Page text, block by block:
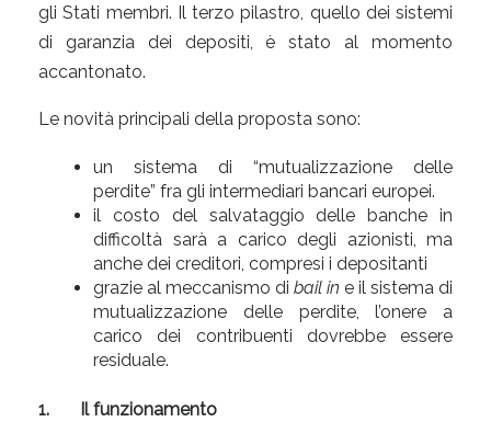
gli Stati membri. Il terzo pilastro, quello dei sistemi
di garanzia dei depositi, è stato al momento
accantonato.
Le novità principali della proposta sono:
un sistema di “mutualizzazione delle
perdite” fra gli intermediari bancari europei.
il costo del salvataggio delle banche in
difficoltà sarà a carico degli azionisti, ma
anche dei creditori, compresi i depositanti
grazie al meccanismo di bail in e il sistema di
mutualizzazione delle perdite, l’onere a
carico dei contribuenti dovrebbe essere
residuale.
1. Il funzionamento